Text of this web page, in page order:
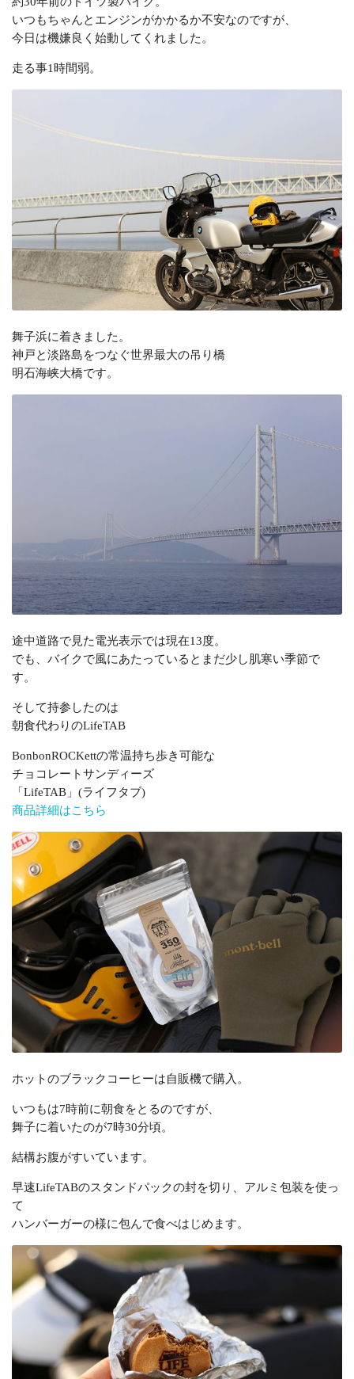
いつもちゃんとエンジンがかかるか不安なのですが、
今日は機嫌良く始動してくれました。
走る事1時間弱。
舞子浜に着きました。
神戸と淡路島をつなぐ世界最大の吊り橋
明石海峡大橋です。
途中道路で見た電光表示では現在13度。
でも、バイクで風にあたっているとまだ少し肌寒い季節で
す。
そして持参したのは
朝食代わりのLifeTAB
BonbonROCKettの常温持ち歩き可能な
チョコレートサンディーズ
「LifeTAB」(ライフタブ)
商品詳細はこちら
ホットのブラックコーヒーは自販機で購入。
いつもは7時前に朝食をとるのですが、
舞子に着いたのが7時30分頃。
結構お腹がすいています。
早速LifeTABのスタンドパックの封を切り、アルミ包装を使っ
て
ハンバーガーの様に包んで食べはじめます。